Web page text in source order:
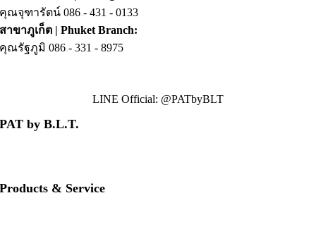
คุณจุฑารัตน์ 086.- 431 - 0133
สาขาภูเก็ต | Phuket Branch:
คุณรัฐภูมิ 086.- 331 - 8975
LINE Official: @PATbyBLT
PAT by B.L.T.
Products & Service